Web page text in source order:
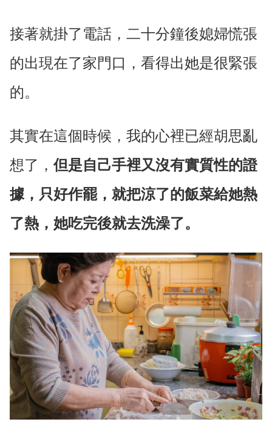
接著就掛了電話，二十分鐘後媳婦慌張
的出現在了家門口，看得出她是很緊張
的。
其實在這個時候，我的心裡已經胡思亂
想了，但是自己手裡又沒有實質性的證
據，只好作罷，就把涼了的飯菜給她熱
了熱，她吃完後就去洗澡了。